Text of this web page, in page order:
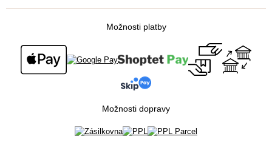
Obchodné podmienky
Podmienky ochrany osobných údajov
Možnosti platby
Možnosti dopravy